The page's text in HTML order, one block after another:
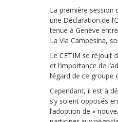
La première session
une Déclaration de
tenue à Genève
La Vía Campesina,
Le CETIM se réjouit
et l’importance de
l’égard de ce
Cependant, il est à
s’y soient opposés
l’adoption de «